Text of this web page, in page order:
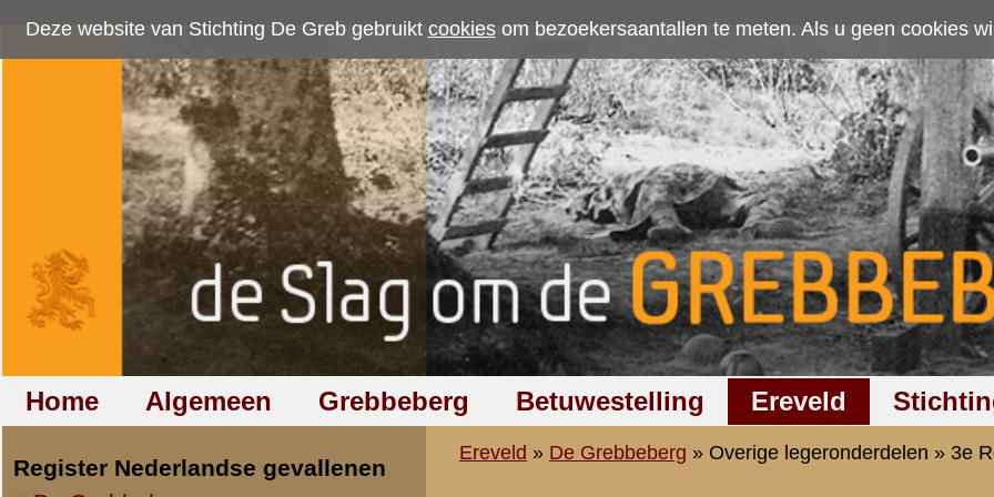
Deze website van Stichting De Greb gebruikt cookies om bezoekersaantallen te meten. Als u geen cookies wilt toestaan kunt u hier klikken Accepteer cookies
Home Algemeen Grebbeberg Betuwestelling Ereveld Stichting Discussiegroep Zoeken
Register Nederlandse gevallenen
De Grebbeberg
De Betuwestelling
laatst bijgewerkt op 18 januari 2009
Foto's Nederlandse graven
De Grebbeberg
Ereveld» Overige legeronderdelen » 3e Regiment Huzaren » 2e Eskadron
Willem Stammes
Dienstplichtig Huzaar
2-2 R.H.
Stammes
Achternaam: